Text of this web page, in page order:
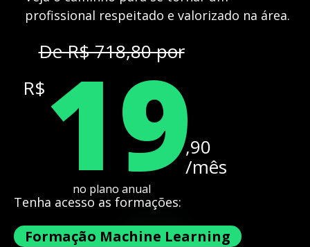
profissional respeitado e valorizado na área.
De R$ 718,80 por
R$ 19,90
/mês
no plano anual
Tenha acesso as formações:
Formação Machine Learning